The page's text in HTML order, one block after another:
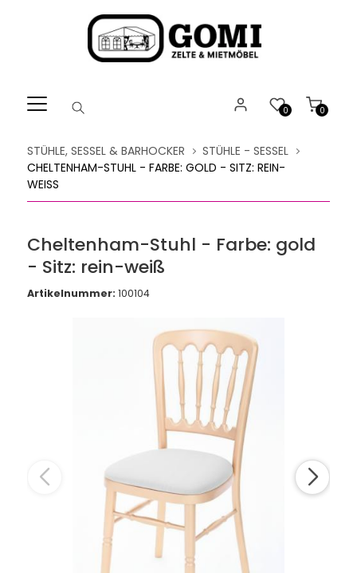
Barrierefreiheitsmenü
direkt
Inhalt
0
0
STÜHLE, SESSEL & BARHOCKER
STÜHLE - SESSEL
CHELTENHAM-STUHL - FARBE: GOLD - SITZ: REIN-
WEISS
Cheltenham-Stuhl - Farbe: gold
- Sitz: rein-weiß
Artikelnummer: 100104